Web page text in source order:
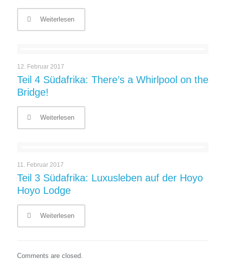
Weiterlesen
12. Februar 2017
Teil 4 Südafrika: There’s a Whirlpool on the
Bridge!
Weiterlesen
11. Februar 2017
Teil 3 Südafrika: Luxusleben auf der Hoyo
Hoyo Lodge
Weiterlesen
Comments are closed.